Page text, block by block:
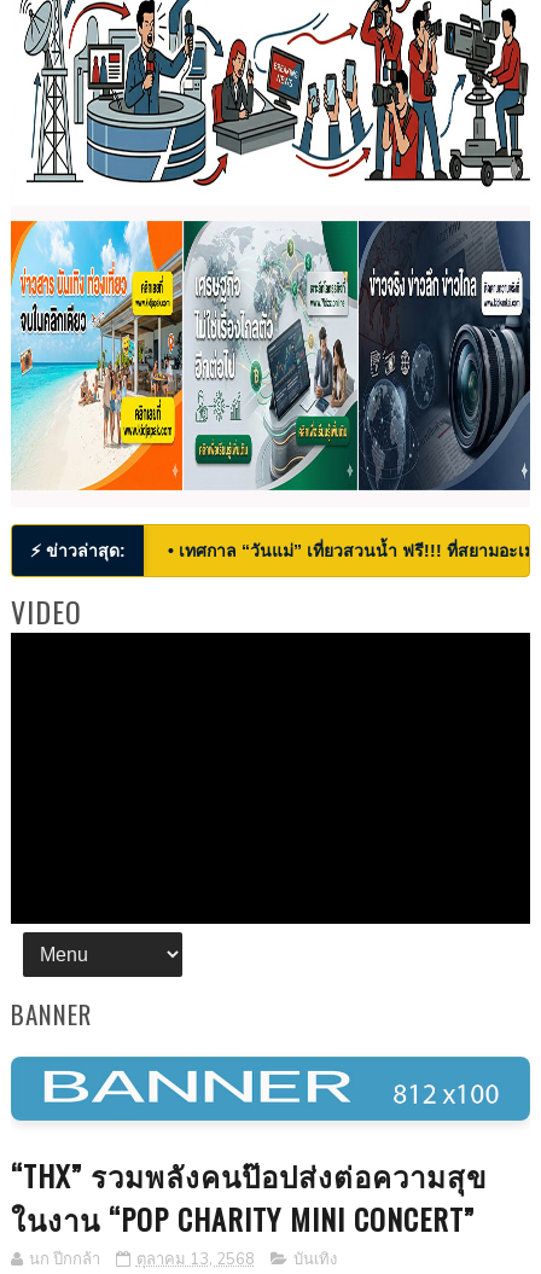
⚡ ข่าวล่าสุด: • เทศกาล “วันแม่” เที่ยวสวนน้ำ ฟรี!!! ที่สยามอะ
VIDEO
BANNER
“THX” รวมพลังคนป๊อปส่งต่อความสุข
ในงาน “POP CHARITY MINI CONCERT”
นก ปีกกล้า ตุลาคม 13, 2568 บันเทิง